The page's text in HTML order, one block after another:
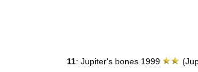
11: Jupiter's bones 1999